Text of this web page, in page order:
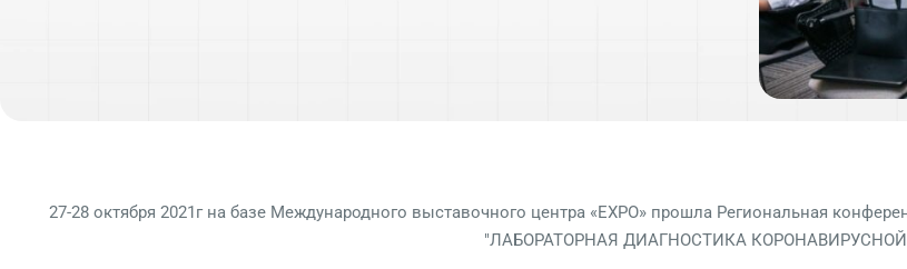
27-28 октября 2021г на базе Международного выставочного центра «ЕХРО» прошла Региональная
"ЛАБОРАТОРНАЯ ДИАГНОСТИКА